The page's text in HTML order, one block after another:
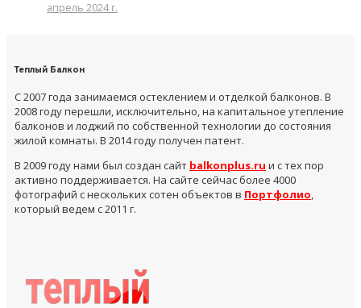
апрель 2024 г.
Теплый Балкон
С 2007 года занимаемся остеклением и отделкой балконов. В
2008 году перешли, исключительно, на капитальное утепление
балконов и лоджий по собственной технологии до состояния
жилой комнаты. В 2014 году получен патент.
В 2009 году нами был создан сайт balkonplus.ru и с тех пор
активно поддерживается. На сайте сейчас более 4000
фотографий с нескольких сотен объектов в Портфолио,
который ведем с 2011 г.